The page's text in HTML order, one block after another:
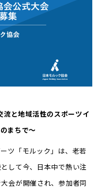
流と地域活性のスポーツイ
まちで～
ツ「モルック」は、老若
して今、日本中で熱い注
会が開催され、参加者同